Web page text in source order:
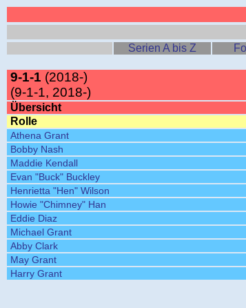
Serien A bis Z
9-1-1 (2018-)
(9-1-1, 2018-)
Übersicht
Rolle
Athena Grant
Bobby Nash
Maddie Kendall
Evan "Buck" Buckley
Henrietta "Hen" Wilson
Howie "Chimney" Han
Eddie Diaz
Michael Grant
Abby Clark
May Grant
Harry Grant